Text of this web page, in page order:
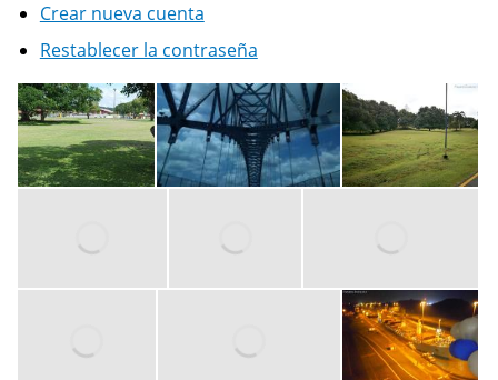
Crear nueva cuenta
Restablecer la contraseña